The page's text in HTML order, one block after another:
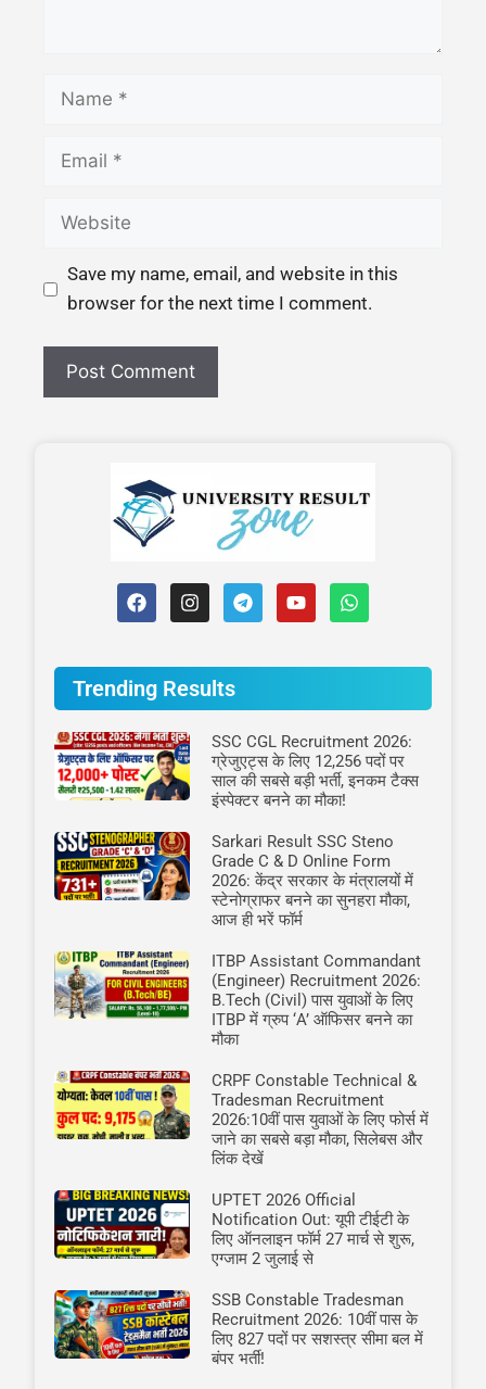
Save my name, email, and website in this
browser for the next time I comment.
Trending Results
SSC CGL Recruitment 2026:
ग्रेजुएट्स के लिए 12,256 पदों पर
साल की सबसे बड़ी भर्ती, इनकम टैक्स
इंस्पेक्टर बनने का मौका!
Sarkari Result SSC Steno
Grade C & D Online Form
2026: केंद्र सरकार के मंत्रालयों में
स्टेनोग्राफर बनने का सुनहरा मौका,
आज ही भरें फॉर्म
ITBP Assistant Commandant
(Engineer) Recruitment 2026:
B.Tech (Civil) पास युवाओं के लिए
ITBP में ग्रुप ‘A’ ऑफिसर बनने का
मौका
CRPF Constable Technical &
Tradesman Recruitment
2026:10वीं पास युवाओं के लिए फोर्स में
जाने का सबसे बड़ा मौका, सिलेबस और
लिंक देखें
UPTET 2026 Official
Notification Out: यूपी टीईटी के
लिए ऑनलाइन फॉर्म 27 मार्च से शुरू,
एग्जाम 2 जुलाई से
SSB Constable Tradesman
Recruitment 2026: 10वीं पास के
लिए 827 पदों पर सशस्त्र सीमा बल में
बंपर भर्ती!